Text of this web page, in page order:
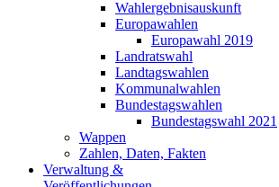
Wahlergebnisauskunft
Europawahlen
Europawahl 2019
Landratswahl
Landtagswahlen
Kommunalwahlen
Bundestagswahlen
Bundestagswahl 2021
Wappen
Zahlen, Daten, Fakten
Verwaltung &